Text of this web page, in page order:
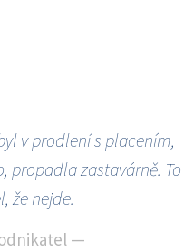
v prodlení s placením,
propadla zastavárně. To
že nejde.
—